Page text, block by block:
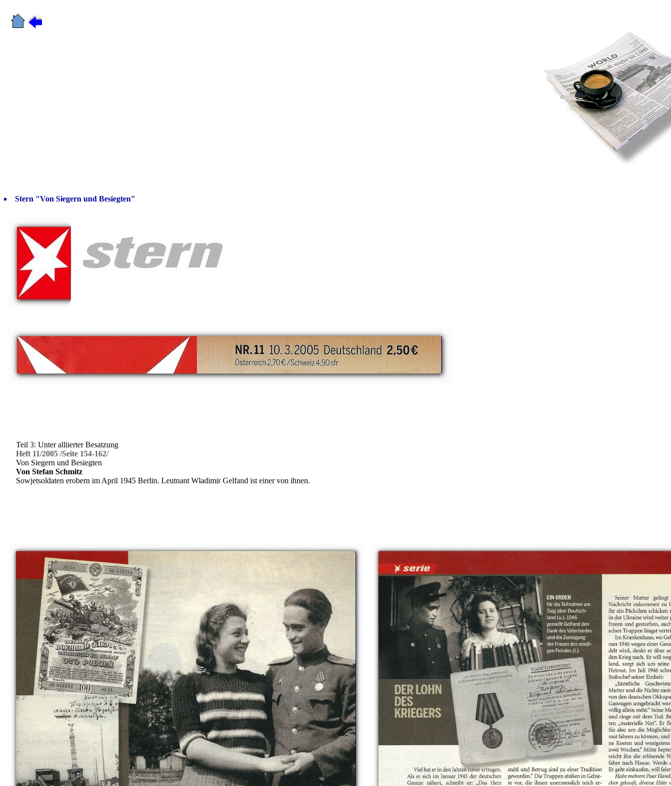
Stern "Von Siegern und Besiegten"
Teil 3: Unter alliierter Besatzung
Heft 11/2005 /Seite 154-162/
Von Siegern und Besiegten
Von Stefan Schmitz
Sowjetsoldaten erobern im April 1945 Berlin. Leutnant Wladimir Gelfand ist einer von ihnen.